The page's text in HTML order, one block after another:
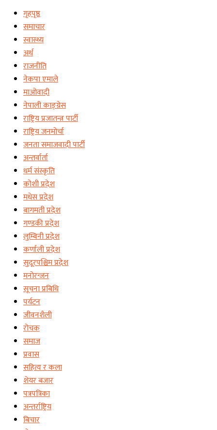
गृहपृष्ठ
समाचार
स्वास्थ्य
अर्थ
राजनीति
नेकपा एमाले
माओवादी
नेपाली काङ्ग्रेस
राष्ट्रिय प्रजातन्त्र पार्टी
राष्ट्रिय जनमोर्चा
जनता समाजवादी पार्टी
अन्तर्वार्ता
धर्म संस्कृति
कोशी प्रदेश
मधेस प्रदेश
बागमती प्रदेश
गण्डकी प्रदेश
लुम्बिनी प्रदेश
कर्णाली प्रदेश
सुदूरपश्चिम प्रदेश
मनोरन्जन
सूचना प्रबिधि
पर्यटन
जीवनशैली
रोचक
समाज
प्रवास
सहित्य र कला
शेयर बजार
पत्रपत्रिका
अन्तर्राष्ट्रिय
बिचार